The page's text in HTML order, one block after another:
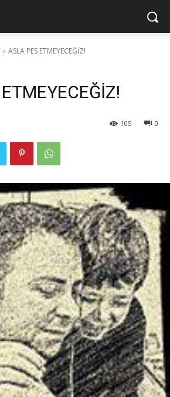
ASLA PES ETMEYECEĞİZ!
0
105